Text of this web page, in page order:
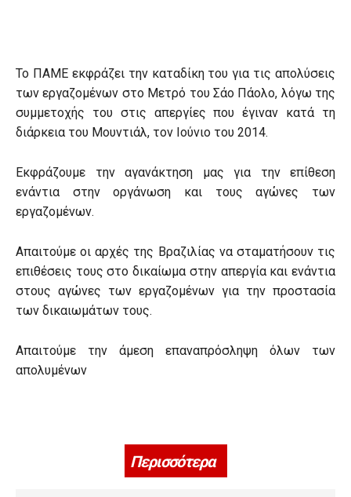
Το ΠΑΜΕ εκφράζει την καταδίκη του για τις απολύσεις
των εργαζομένων στο Μετρό του Σάο Πάολο, λόγω της
συμμετοχής του στις απεργίες που έγιναν κατά τη
διάρκεια του Μουντιάλ, τον Ιούνιο του 2014.
Εκφράζουμε την αγανάκτηση μας για την επίθεση
ενάντια στην οργάνωση και τους αγώνες των
εργαζομένων.
Απαιτούμε οι αρχές της Βραζιλίας να σταματήσουν τις
επιθέσεις τους στο δικαίωμα στην απεργία και ενάντια
στους αγώνες των εργαζομένων για την προστασία
των δικαιωμάτων τους.
Απαιτούμε την άμεση επαναπρόσληψη όλων των
απολυμένων
Περισσότερα